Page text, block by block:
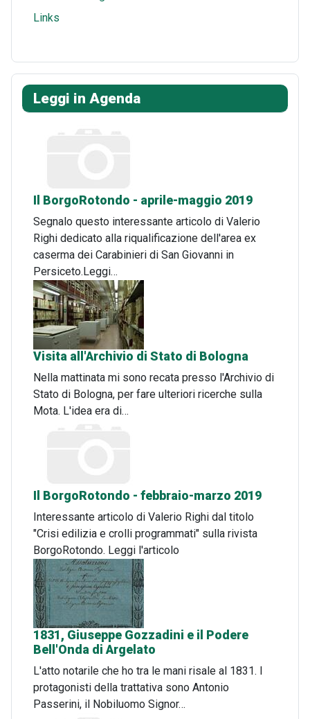
Links
Leggi in Agenda
Il BorgoRotondo - aprile-maggio 2019
Segnalo questo interessante articolo di Valerio
Righi dedicato alla riqualificazione dell'area ex
caserma dei Carabinieri di San Giovanni in
Persiceto.Leggi…
Visita all'Archivio di Stato di Bologna
Nella mattinata mi sono recata presso l'Archivio di
Stato di Bologna, per fare ulteriori ricerche sulla
Mota. L'idea era di…
Il BorgoRotondo - febbraio-marzo 2019
Interessante articolo di Valerio Righi dal titolo
"Crisi edilizia e crolli programmati" sulla rivista
BorgoRotondo. Leggi l'articolo
1831, Giuseppe Gozzadini e il Podere
Bell'Onda di Argelato
L'atto notarile che ho tra le mani risale al 1831. I
protagonisti della trattativa sono Antonio
Passerini, il Nobiluomo Signor…